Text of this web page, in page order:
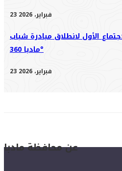
23 فبراير، 2026
الأول لانطلاق مبادرة شباب
مادبا 360°
23 فبراير، 2026
عن محافظة مادبا